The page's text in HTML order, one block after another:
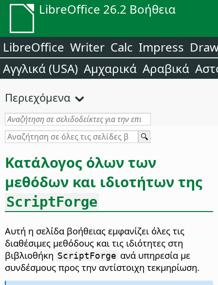
LibreOffice 26.2 Βοήθεια
LibreOffice Writer Calc Impress
Αγγλικά (USA) Αμχαρικά Αραβικά
Περιεχόμενα
Κατάλογος όλων των
μεθόδων και ιδιοτήτων της
ScriptForge
Αυτή η σελίδα βοήθειας εμφανίζει όλες τις
διαθέσιμες μεθόδους και τις ιδιότητες στη
βιβλιοθήκη ScriptForge ανά υπηρεσία με
συνδέσμους προς την αντίστοιχη τεκμηρίωση.